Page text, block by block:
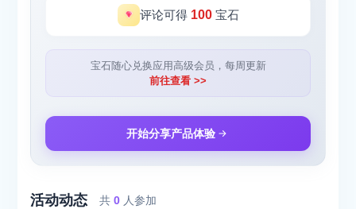
评论可得 100宝石
宝石随心兑换应用高级会员，每周更新
前往查看 >>
开始分享产品体验
活动动态 共0 人参加